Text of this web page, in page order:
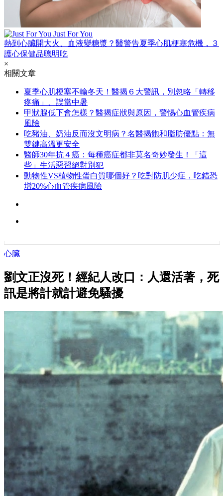
Just For You
熱到心臟開大火、血液變糖漿？醫警告夏季心肌梗塞危機，３
護心保健品聰明吃
×
相關文章
夏季心肌梗塞不輸冬天！醫揭６大警訊，別忽略「轉移
疼痛」、誤當中暑
甲狀腺低下會怎樣？醫揭症狀與原因，警惕心血管疾病
風險
吃豬油、奶油反而沒文明病？名醫揭飽和脂肪優點：無
雙鍵高溫更安全
醫師30年抗４癌：每種癌症都非莫名奇妙發生！「這
些」生活惡習絕對別犯
動物性VS植物性蛋白質哪個好？吃對防肌少症，吃錯恐
增20%心血管疾病風險
心臟
劉文正沒死！經紀人改口：人還活著，死
訊是將計就計避免騷擾